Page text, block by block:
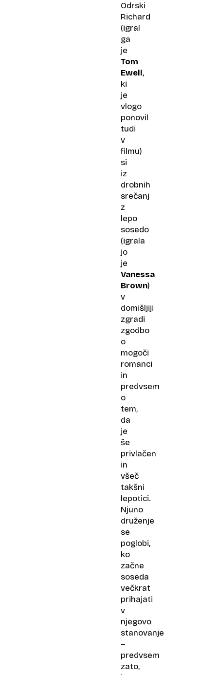
Odrski
Richard
(igral
ga
je
Tom
Ewell,
ki
je
vlogo
ponovil
tudi
v
filmu)
si
iz
drobnih
srečanj
z
lepo
sosedo
(igrala
jo
je
Vanessa
Brown)
v
domišljiji
zgradi
zgodbo
o
mogoči
romanci
in
predvsem
o
tem,
da
je
še
privlačen
in
všeč
takšni
lepotici.
Njuno
druženje
se
poglobi,
ko
začne
soseda
večkrat
prihajati
v
njegovo
stanovanje
–
predvsem
zato,